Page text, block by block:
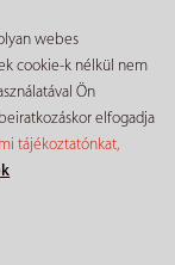
webes
cookie-k nélkül nem
Ön
elfogadja
tájékoztatónkat,